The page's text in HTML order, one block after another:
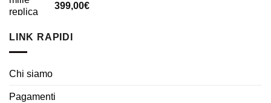
399,00€
LINK RAPIDI
Chi siamo
Pagamenti